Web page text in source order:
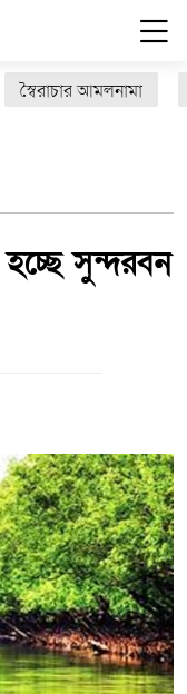
স্বৈরাচার আমলনামা
সুন্দরবন